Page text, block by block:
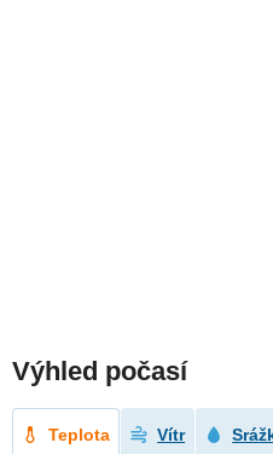
Výhled počasí
Teplota Vítr